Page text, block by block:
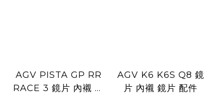
AGV PISTA GP RR
RACE 3 鏡片 內襯 鏡
AGV K6 K6S Q8 鏡
片 內襯 鏡片 配件